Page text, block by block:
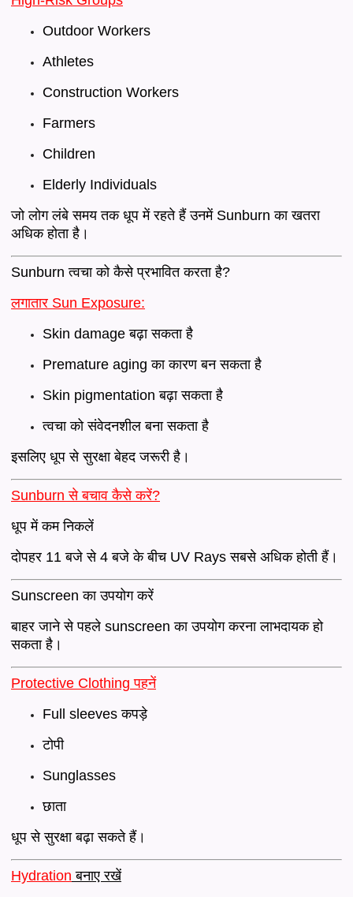
Outdoor Workers
Athletes
Construction Workers
Farmers
Children
Elderly Individuals
जो लोग लंबे समय तक धूप में रहते हैं उनमें Sunburn का खतरा
अधिक होता है।
Sunburn त्वचा को कैसे प्रभावित करता है?
लगातार Sun Exposure:
Skin damage बढ़ा सकता है
Premature aging का कारण बन सकता है
Skin pigmentation बढ़ा सकता है
त्वचा को संवेदनशील बना सकता है
इसलिए धूप से सुरक्षा बेहद जरूरी है।
Sunburn से बचाव कैसे करें?
धूप में कम निकलें
दोपहर 11 बजे से 4 बजे के बीच UV Rays सबसे अधिक होती हैं।
Sunscreen का उपयोग करें
बाहर जाने से पहले sunscreen का उपयोग करना लाभदायक हो
सकता है।
Protective Clothing पहनें
Full sleeves कपड़े
टोपी
Sunglasses
छाता
धूप से सुरक्षा बढ़ा सकते हैं।
Hydration बनाए रखें